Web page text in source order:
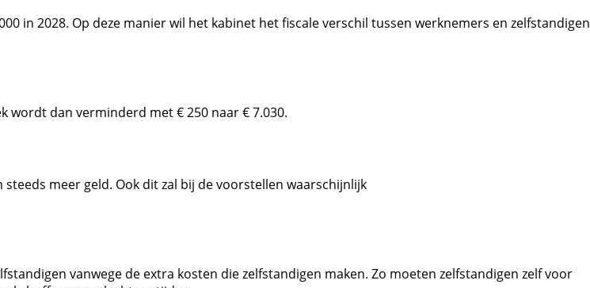
in 2028. Op deze manier wil het kabinet het fiscale verschil tussen werknemers en zelfstandigen
wordt dan verminderd met € 250 naar € 7.030.
meer geld. Ook dit zal bij de voorstellen waarschijnlijk
vanwege de extra kosten die zelfstandigen maken. Zo moeten zelfstandigen zelf voor